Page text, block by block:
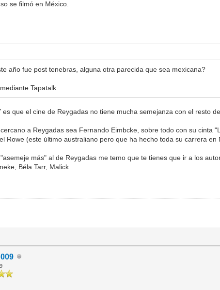
se filmó en México.
año fue post tenebras, alguna otra parecida que sea mexicana?
Tapatalk
que el cine de Reygadas no tiene mucha semejanza con el resto
a Reygadas sea Fernando Eimbcke, sobre todo con su cinta
Rowe (este último australiano pero que ha hecho toda su carrera en
más" al de Reygadas me temo que te tienes que ir a los
Béla Tarr, Malick.